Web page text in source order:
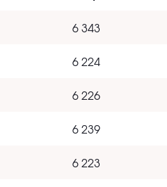
6 343
6 224
6 226
6 239
6 223